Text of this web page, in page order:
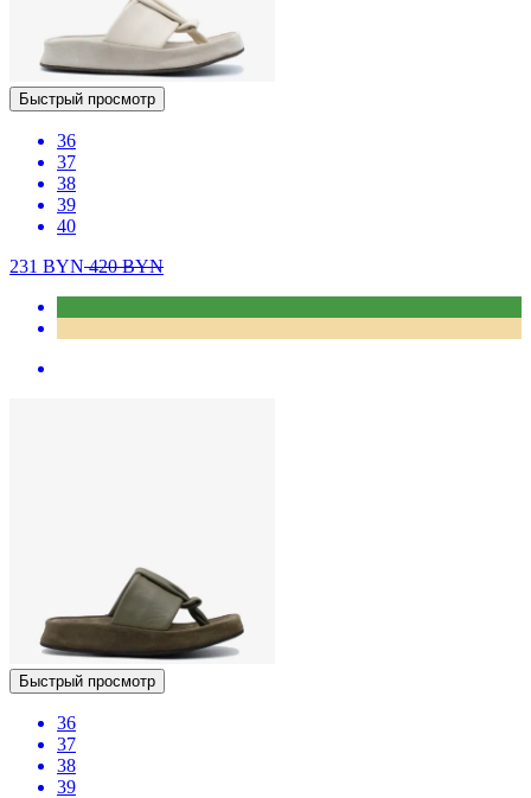
Быстрый просмотр
36
37
38
39
40
231 BYN420BYN
Быстрый просмотр
36
37
38
39